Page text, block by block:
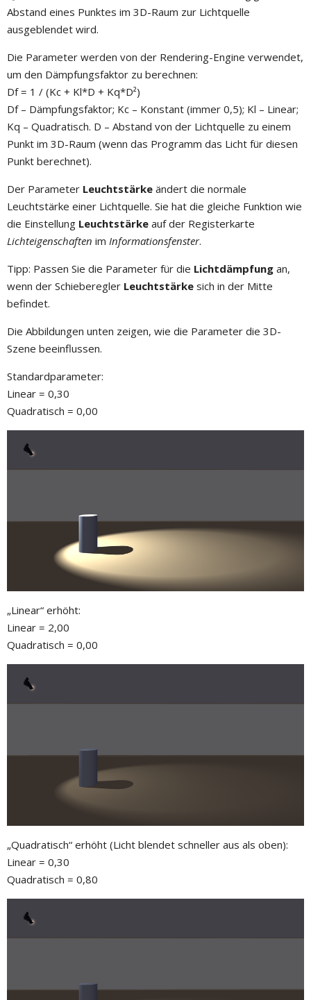
Abstand eines Punktes im 3D-Raum zur Lichtquelle
ausgeblendet wird.
Die Parameter werden von der Rendering-Engine verwendet,
um den Dämpfungsfaktor zu berechnen:
Df = 1 / (Kc + Kl*D + Kq*D²)
Df – Dämpfungsfaktor; Kc – Konstant (immer 0,5); Kl – Linear;
Kq – Quadratisch. D – Abstand von der Lichtquelle zu einem
Punkt im 3D-Raum (wenn das Programm das Licht für diesen
Punkt berechnet).
Der Parameter Leuchtstärke ändert die normale
Leuchtstärke einer Lichtquelle. Sie hat die gleiche Funktion wie
die Einstellung Leuchtstärke auf der Registerkarte
Lichteigenschaften im Informationsfenster.
Tipp: Passen Sie die Parameter für die Lichtdämpfung an,
wenn der Schieberegler Leuchtstärke sich in der Mitte
befindet.
Die Abbildungen unten zeigen, wie die Parameter die 3D-
Szene beeinflussen.
Standardparameter:
Linear = 0,30
Quadratisch = 0,00
„Linear“ erhöht:
Linear = 2,00
Quadratisch = 0,00
„Quadratisch“ erhöht (Licht blendet schneller aus als oben):
Linear = 0,30
Quadratisch = 0,80